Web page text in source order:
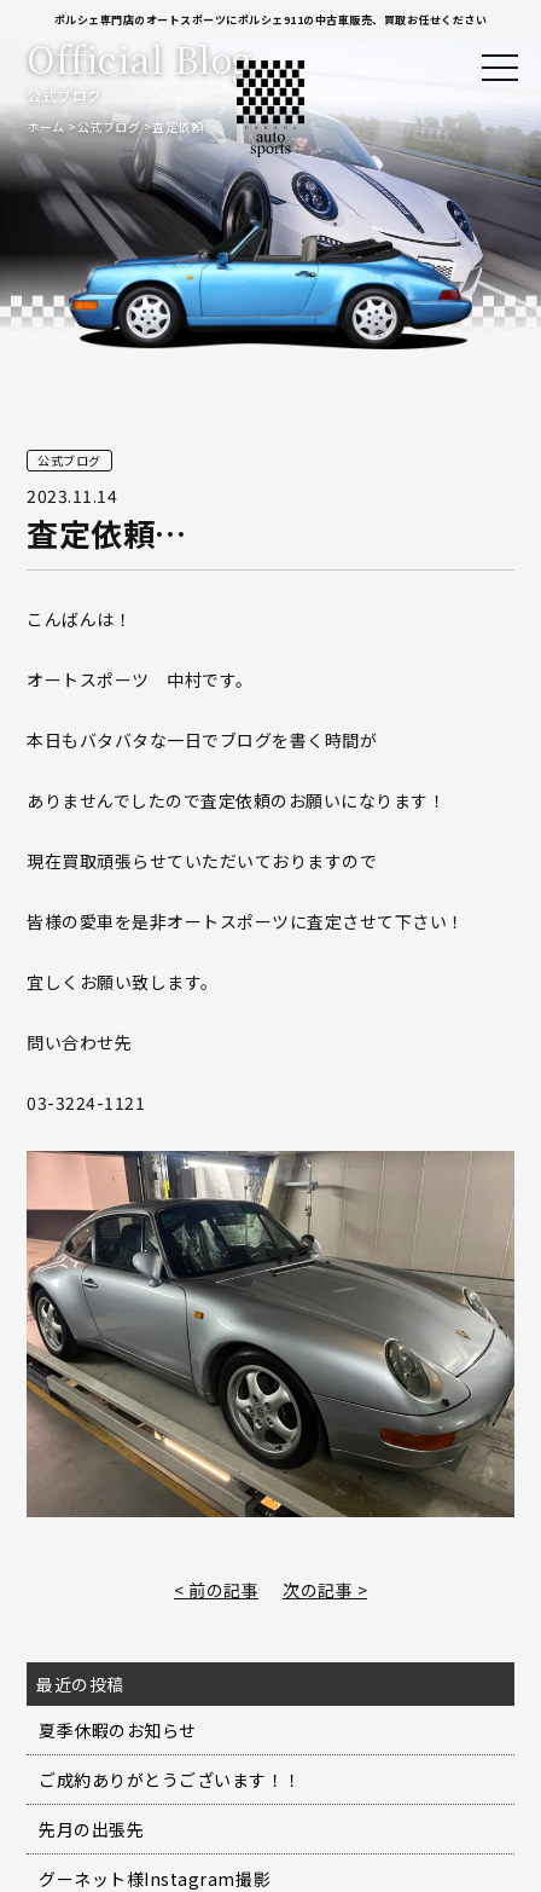
ポルシェ専門店のオートスポーツにポルシェ911の中古車販売、買取お任せください
公式ブログ
Official Blog
ホーム 公式ブログ 査定依頼…
公式ブログ
2023.11.14
査定依頼…
こんばんは！
オートスポーツ 中村です。
本日もバタバタな一日でブログを書く時間が
ありませんでしたので査定依頼のお願いになります！
現在買取頑張らせていただいておりますので
皆様の愛車を是非オートスポーツに査定させて下さい！
宜しくお願い致します。
問い合わせ先
03-3224-1121
< 前の記事 次の記事 >
最近の投稿
夏季休暇のお知らせ
ご成約ありがとうございます！！
先月の出張先
グーネット様Instagram撮影